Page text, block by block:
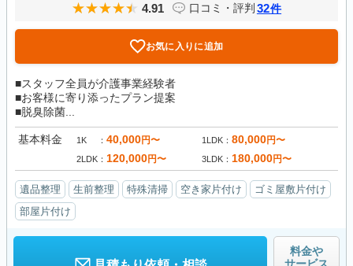
4.91 口コミ・評判 32件
お気に入りに追加
■スタッフ全員が介護事業経験者
■お客様に寄り添ったプラン提案
■脱臭除菌...
基本料金 1K 40,000円〜 1LDK 80,000円〜
2LDK 120,000円〜 3LDK 180,000円〜
遺品整理 生前整理 特殊清掃 空き家片付け
ゴミ屋敷片付け
部屋片付け
料金や